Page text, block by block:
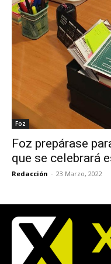
Foz
Foz prepárase
que se celebrará
Redacción - 23 Marzo, 2022